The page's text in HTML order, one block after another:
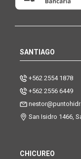
SANTIAGO
+562 2554 1878
+562 2556 6449
San Isidro 1466,
CHICUREO